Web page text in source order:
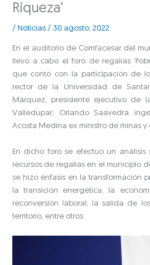
Riqueza’
/ Noticias / 30 agosto, 2022
En el auditorio de Comfacesar del
llevó a cabo el foro de regalías
que contó con la participación de
rector de la Universidad de
Márquez, presidente ejecutivo de
Valledupar; Orlando Saavedra
Acosta Medina ex ministro de minas y
En dicho foro se efectuó un
recursos de regalías en el municipio
se hizo énfasis en la transformación
la transición energética, la
reconversión laboral, la salida de
territorio, entre otros.